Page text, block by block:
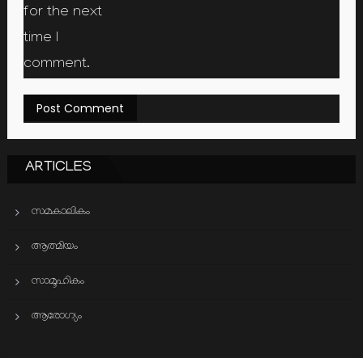
for the next
time I
comment.
ARTICLES
സമകാലികം
ആത്മിയം
സാമൂഹികം
ആരോഗ്യം